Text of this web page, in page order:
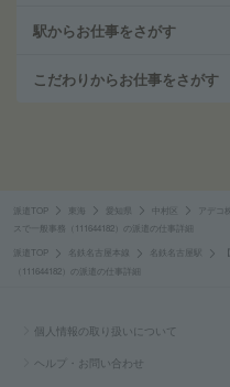
駅からお仕事をさがす
こだわりからお仕事をさがす
派遣TOP 東海 愛知県 中村区 アデコ
スで一般事務（111644182）の派遣の仕事詳細
派遣TOP 名鉄名古屋本線 名鉄名古屋駅
（111644182）の派遣の仕事詳細
個人情報の取り扱いについて
ヘルプ・お問い合わせ